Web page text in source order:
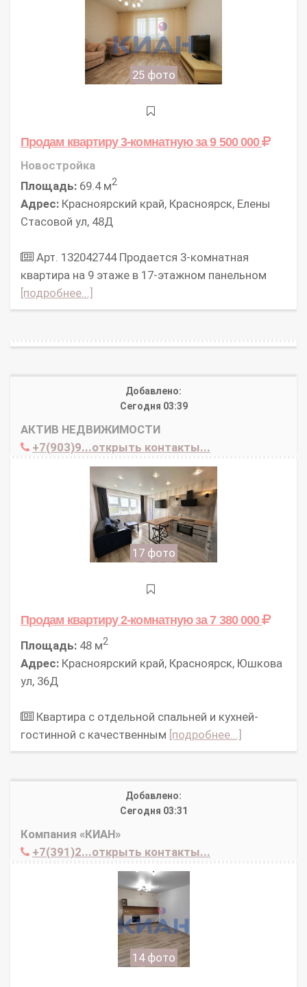
25 фото
Продам квартиру 3-комнатнуюза 9 500 000
Новостройка
Площадь: 69.4 м2
Адрес: Красноярский край, Красноярск, Елены
Стасовой ул, 48Д
Арт. 132042744 Пpодаeтcя 3-комнaтная
кваpтира на 9 этаже в 17-этажном панельном
[подробнее...]
Добавлено:
Сегодня 03:39
АКТИВ НЕДВИЖИМОСТИ
+7(903)9...открыть контакты...
17 фото
Продам квартиру 2-комнатнуюза 7 380 000
Площадь: 48 м2
Адрес: Красноярский край, Красноярск, Юшкова
ул, 36Д
Квартира с отдельной спальней и кухней-
гостинной с качественным [подробнее...]
Добавлено:
Сегодня 03:31
Компания «КИАН»
+7(391)2...открыть контакты...
14 фото